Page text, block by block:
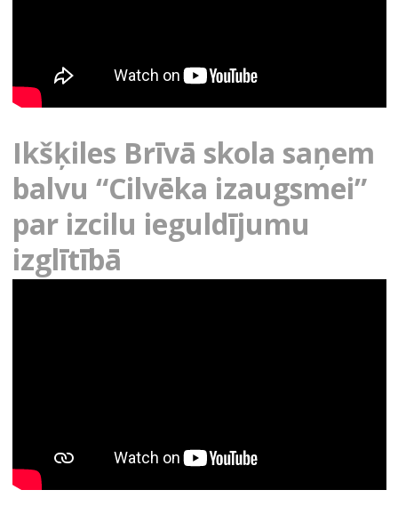
Ikšķiles Brīvā skola saņem
balvu “Cilvēka izaugsmei”
par izcilu ieguldījumu
izglītībā